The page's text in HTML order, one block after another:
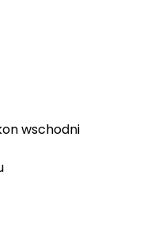
wschodni